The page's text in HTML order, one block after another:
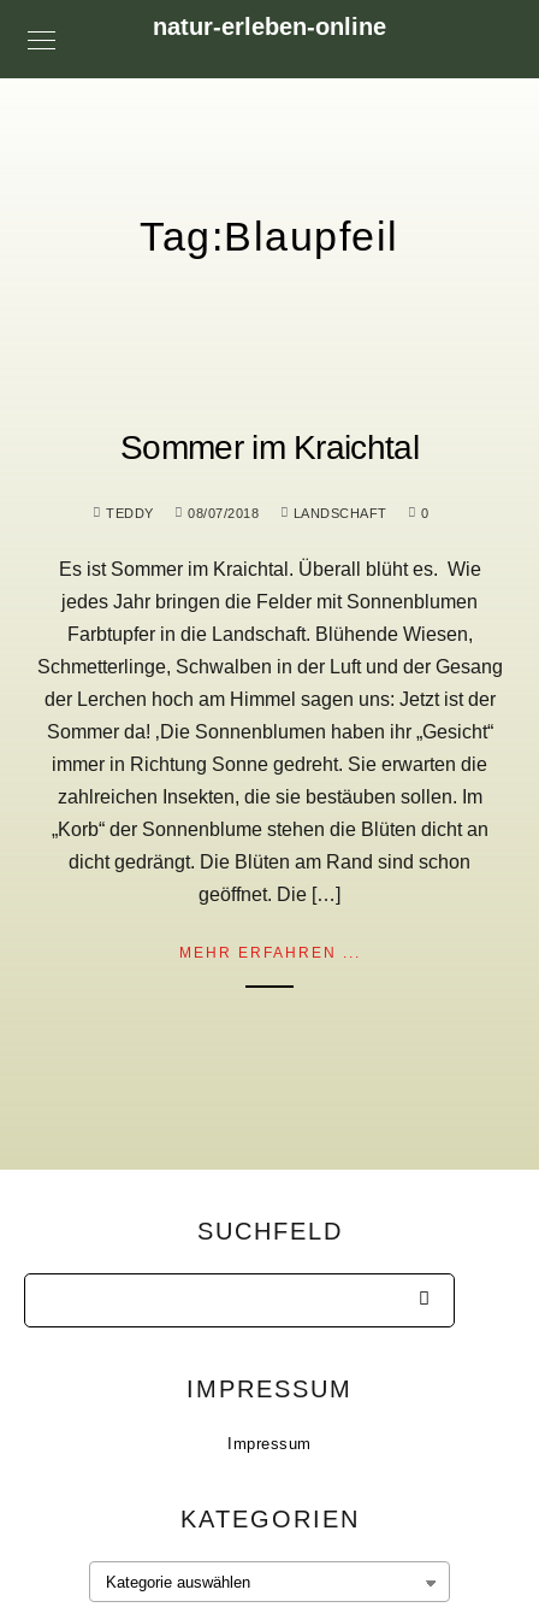
natur-erleben-online
Tag:Blaupfeil
Sommer im Kraichtal
TEDDY 08/07/2018 LANDSCHAFT 0
Es ist Sommer im Kraichtal. Überall blüht es. Wie
jedes Jahr bringen die Felder mit Sonnenblumen
Farbtupfer in die Landschaft. Blühende Wiesen,
Schmetterlinge, Schwalben in der Luft und der Gesang
der Lerchen hoch am Himmel sagen uns: Jetzt ist der
Sommer da! ‚Die Sonnenblumen haben ihr „Gesicht“
immer in Richtung Sonne gedreht. Sie erwarten die
zahlreichen Insekten, die sie bestäuben sollen. Im
„Korb“ der Sonnenblume stehen die Blüten dicht an
dicht gedrängt. Die Blüten am Rand sind schon
geöffnet. Die […]
MEHR ERFAHREN ...
SUCHFELD
IMPRESSUM
Impressum
KATEGORIEN
Kategorien